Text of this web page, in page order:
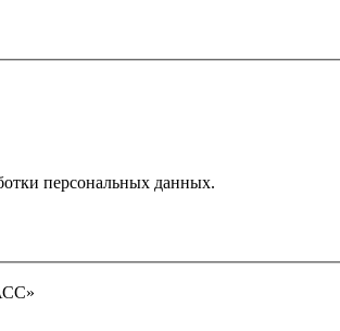
персональных данных.